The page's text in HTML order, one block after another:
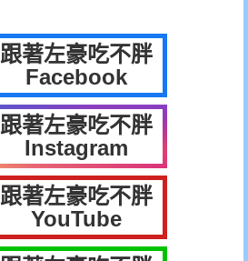
跟著左豪吃不胖
Facebook
跟著左豪吃不胖
Instagram
跟著左豪吃不胖
YouTube